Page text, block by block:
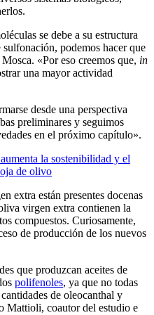
se debe a su es­truc­tura
podemos hacer que
«Por eso creemos que, in
una mayor actividad
desde una perspectiva
preliminares y seguimos
en el próximo capítulo».
la sostenibilidad y el
de olivo
extra están presentes docenas
virgen extra contienen la
compuestos. Curiosamente,
de producción de los nuevos
que produzcan aceites de
polifenoles, ya que no todas
de oleocanthal y
Mattioli, coautor del estudio e